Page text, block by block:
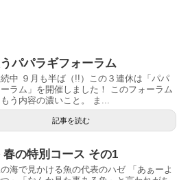
パパラギフォーラム
中 ９月も半ば（!!）この３連休は「パパ
ラム」を開催しました！ このフォーラム
う内容の濃いこと。 ま...
記事を読む
春の特別コース その1
海で見かける魚の代表のハゼ 「あぁーよ